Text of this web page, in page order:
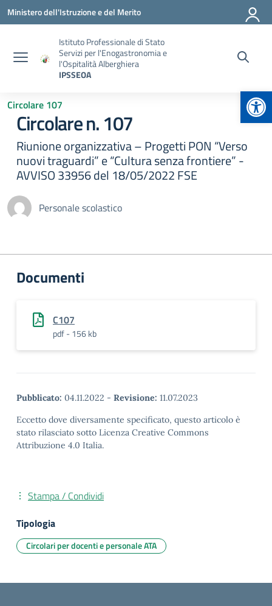
Vai ai contenuti
Vai al menu di navigazione
Vai al footer
Ministero dell'Istruzione e del Merito
Istituto Professionale di Stato
Servizi per l'Enogastronomia e
l'Ospitalità Alberghiera
IPSSEOA
Circolare 107
Circolare n. 107
Riunione organizzativa – Progetti PON “Verso
nuovi traguardi” e “Cultura senza frontiere” -
AVVISO 33956 del 18/05/2022 FSE
Personale scolastico
Documenti
C107
pdf - 156 kb
Pubblicato: 04.11.2022 - Revisione: 11.07.2023
Eccetto dove diversamente specificato, questo articolo è
stato rilasciato sotto Licenza Creative Commons
Attribuzione 4.0 Italia.
Stampa / Condividi
Tipologia
Circolari per docenti e personale ATA